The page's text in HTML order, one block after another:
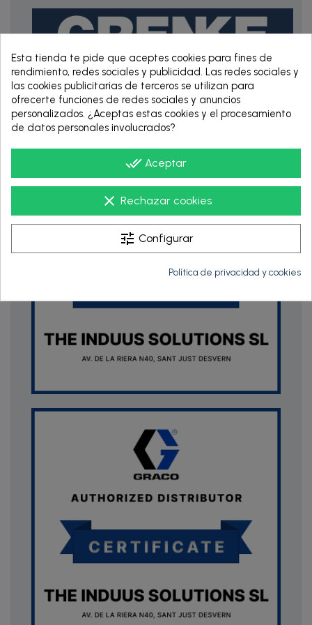
RENTING DE 12
HASTA 60 MESES
Esta tienda te pide que aceptes cookies para fines de
rendimiento, redes sociales y publicidad. Las redes sociales y
las cookies publicitarias de terceros se utilizan para
ofrecerte funciones de redes sociales y anuncios
personalizados. ¿Aceptas estas cookies y el procesamiento
de datos personales involucrados?
done_all Aceptar
clear Rechazar cookies
tune Configurar
Política de privacidad y cookies